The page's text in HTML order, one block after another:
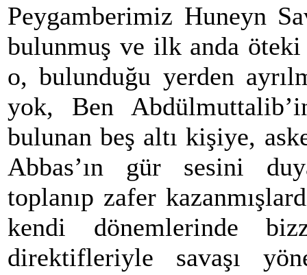
Peygamberimiz Huneyn
bulunmuş ve ilk anda öteki
o, bulunduğu yerden
yok, Ben
bulunan beş altı kişiye,
Abbas’ın gür sesini
toplanıp zafer
kendi dönemlerinde
direktifleriyle savaşı